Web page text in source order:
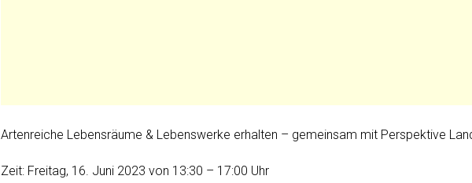
Artenreiche Lebensräume & Lebenswerke erhalten – gemeinsam mit Perspektive
Zeit: Freitag, 16. Juni 2023 von 13:30 – 17:00 Uhr